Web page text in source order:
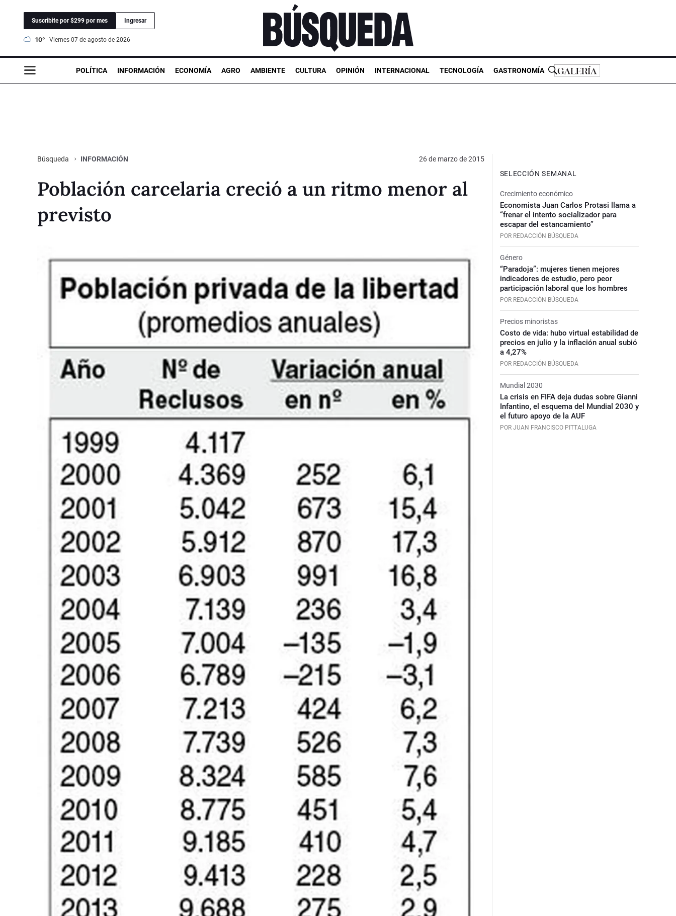
Suscribite por $299 por mes Ingresar
10° viernes 07 de agosto de 2026
POLÍTICA INFORMACIÓN ECONOMÍA AGRO AMBIENTE CULTURA OPINIÓN INTERNACIONAL TECNOLOGÍA GASTRONOMÍA
Búsqueda INFORMACIÓN 26 de marzo de 2015
Población carcelaria creció a un ritmo menor al
previsto
SELECCIÓN SEMANAL
Crecimiento económico
Economista Juan Carlos Protasi llama a
“frenar el intento socializador para
escapar del estancamiento”
POR REDACCIÓN BÚSQUEDA
Género
“Paradoja”: mujeres tienen mejores
indicadores de estudio, pero peor
participación laboral que los hombres
POR REDACCIÓN BÚSQUEDA
Precios minoristas
Costo de vida: hubo virtual estabilidad de
precios en julio y la inflación anual subió
a 4,27%
POR REDACCIÓN BÚSQUEDA
Mundial 2030
La crisis en FIFA deja dudas sobre Gianni
Infantino, el esquema del Mundial 2030 y
el futuro apoyo de la AUF
POR JUAN FRANCISCO PITTALUGA